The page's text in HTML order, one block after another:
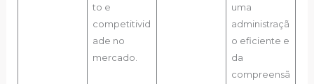
to e
competitivid
ade no
mercado.
uma
administraçã
o eficiente e
da
compreensã